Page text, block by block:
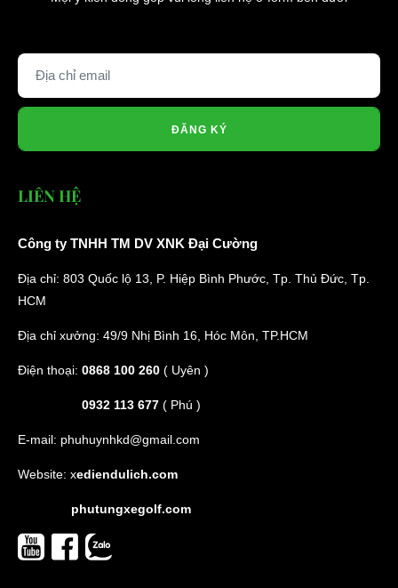
ĐĂNG KÝ
LIÊN HỆ
Công ty TNHH TM DV XNK Đại Cường
Địa chỉ: 803 Quốc lộ 13, P. Hiệp Bình Phước, Tp. Thủ Đức, Tp.
HCM
Địa chỉ xưởng: 49/9 Nhị Bình 16, Hóc Môn, TP.HCM
Điện thoại: 0868 100 260 ( Uyên )
0932 113 677 ( Phú )
E-mail: phuhuynhkd@gmail.com
Website: xediendulich.com
phutungxegolf.com